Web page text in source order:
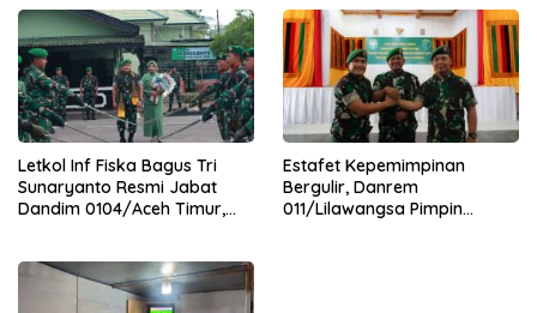
Letkol Inf Fiska Bagus Tri
Sunaryanto Resmi Jabat
Dandim 0104/Aceh Timur,
0104/Atim
Estafet Kepemimpinan
Bergulir, Danrem
011/Lilawangsa Pimpin